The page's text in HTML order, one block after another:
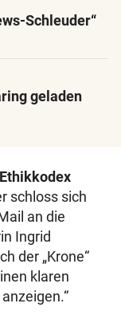
Schleuder“
geladen
schloss sich
an die
Ingrid
der „Krone“
klaren